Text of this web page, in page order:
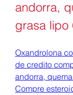
andorra,
grasa lipo
Oxandrolona
de credito
andorra,
Compre